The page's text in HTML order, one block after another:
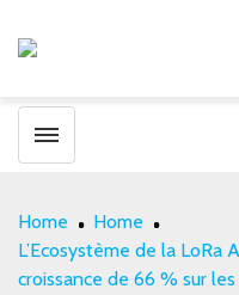
Toggle menubar
Home
Home
L’Ecosystème de la LoRa
croissance de 66 % sur